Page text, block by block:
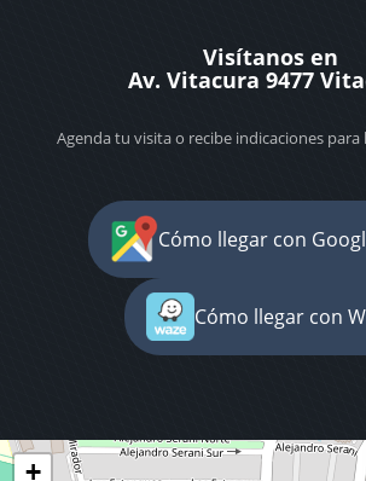
Visítanos en
Av. Vitacura 9477
Agenda tu visita o recibe indicaciones para
Cómo llegar con
Cómo llegar con
+